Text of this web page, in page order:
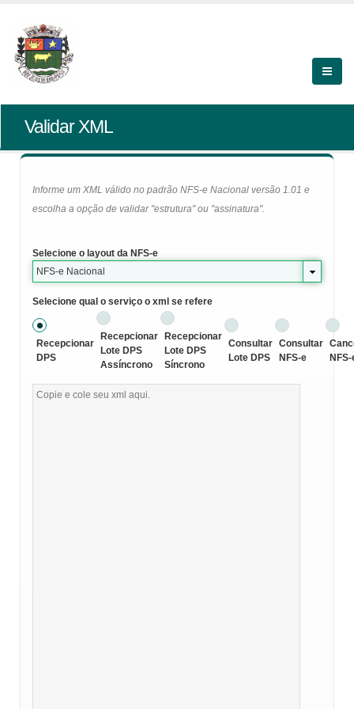
Validar XML
Informe um XML válido no padrão NFS-e Nacional versão 1.01 e
escolha a opção de validar "estrutura" ou "assinatura".
Selecione o layout da NFS-e
NFS-e Nacional
Selecione qual o serviço o xml se refere
Recepcionar
DPS
Recepcionar
Lote DPS
Assíncrono
Recepcionar
Lote DPS
Síncrono
Consultar
Lote DPS
Consultar
NFS-e
NFS-